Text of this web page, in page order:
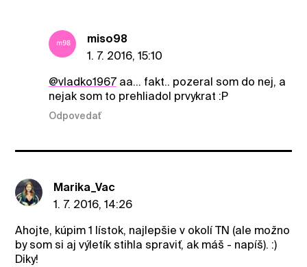
miso98
1. 7. 2016, 15:10
@vladko1967aa... fakt.. pozeral som do nej, a
nejak som to prehliadol prvykrat :P
Odpovedať
Marika_Vac
1. 7. 2016, 14:26
Ahojte, kúpim 1 lístok, najlepšie v okolí TN (ale možno
by som si aj výletík stihla spraviť, ak máš - napíš). :)
Diky!